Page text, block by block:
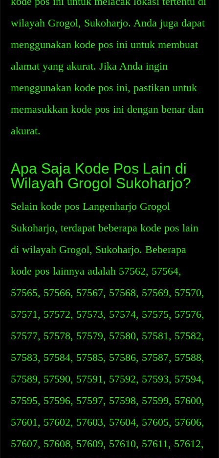
wilayah Grogol, Sukoharjo. Anda juga dapat
menggunakan kode pos ini untuk membuat
alamat yang akurat. Jika Anda ingin
menggunakan kode pos ini, pastikan untuk
memasukkan kode pos ini dengan benar dan
akurat.
Apa Saja Kode Pos Lain di
Wilayah Grogol Sukoharjo?
Selain kode pos Langenharjo Grogol
Sukoharjo, terdapat beberapa kode pos lain
di wilayah Grogol, Sukoharjo. Beberapa
kode pos lainnya adalah 57562, 57564,
57565, 57566, 57567, 57568, 57569, 57570,
57571, 57572, 57573, 57574, 57575, 57576,
57577, 57578, 57579, 57580, 57581, 57582,
57583, 57584, 57585, 57586, 57587, 57588,
57589, 57590, 57591, 57592, 57593, 57594,
57595, 57596, 57597, 57598, 57599, 57600,
57601, 57602, 57603, 57604, 57605, 57606,
57607, 57608, 57609, 57610, 57611, 57612,